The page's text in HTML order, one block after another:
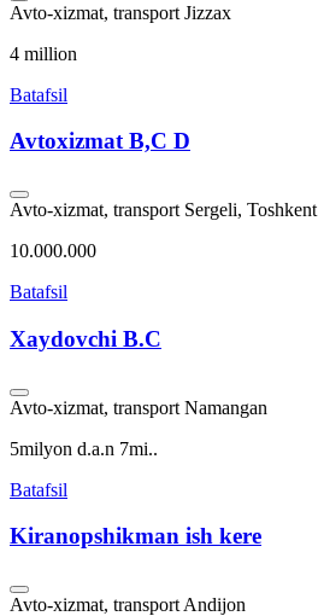
Avto-xizmat, transport Jizzax
4 million
Batafsil
Avtoxizmat B,C D
Avto-xizmat, transport Sergeli, Toshkent
10.000.000
Batafsil
Xaydovchi B.C
Avto-xizmat, transport Namangan
5milyon d.a.n 7mi..
Batafsil
Kiranopshikman ish kere
Avto-xizmat, transport Andijon